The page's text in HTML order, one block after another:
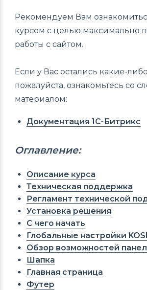
Рекомендуем Вам
курсом с целью максимально
работы с сайтом.
Если у Вас остались какие-
пожалуйста, ознакомьтесь со
материалом:
Документация 1С-Битрикс
Оглавление:
Описание курса
Техническая поддержка
Регламент технической
Установка решения
С чего начать
Глобальные настройки
Обзор возможностей
Шапка
Главная страница
Футер